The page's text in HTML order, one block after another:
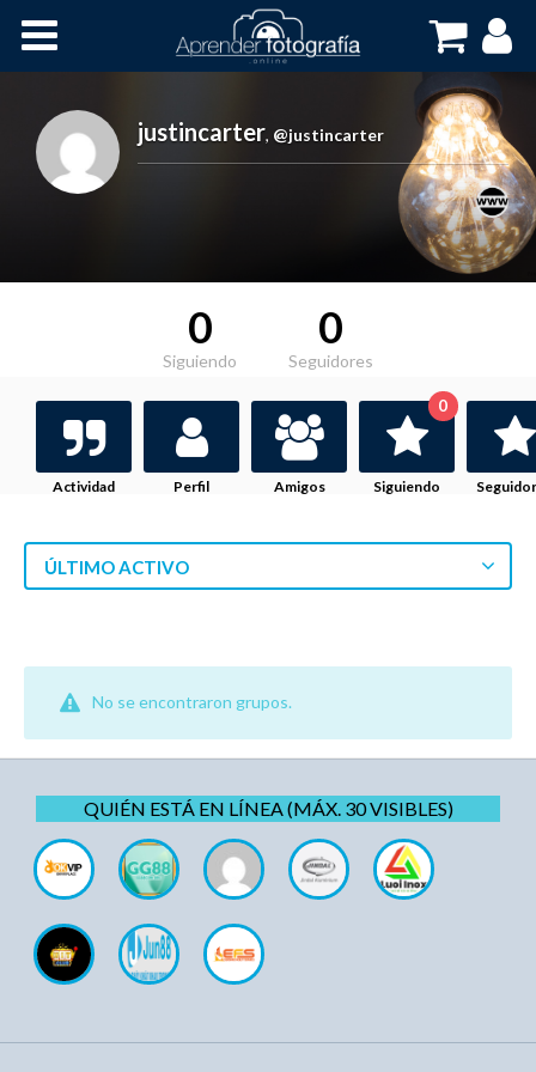
Cursos OnLine
justincarter, @justincarter
0
Siguiendo
0
Seguidores
Actividad Perfil Amigos Siguiendo
0
ÚLTIMO ACTIVO
No se encontraron grupos.
QUIÉN ESTÁ EN LÍNEA (MÁX. 30 VISIBLES)